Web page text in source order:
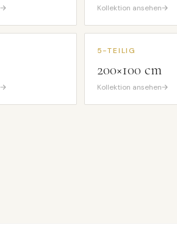
Kollektion ansehen
5-TEILIG
200×100 cm
Kollektion ansehen